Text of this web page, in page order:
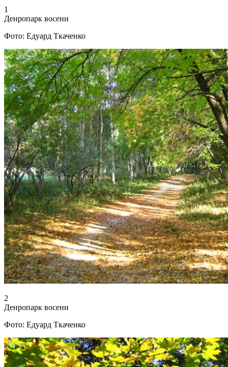
1
Денропарк восени
Фото: Едуард Ткаченко
2
Денропарк восени
Фото: Едуард Ткаченко